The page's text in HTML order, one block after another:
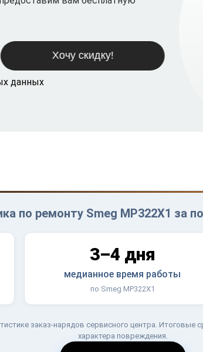
данных
по ремонту Smeg MP322X1 за
3–4 дня
медианное время работы
по Smeg MP322X1
заказ-нарядов сервисного центра. Итоговые
характера повреждения.